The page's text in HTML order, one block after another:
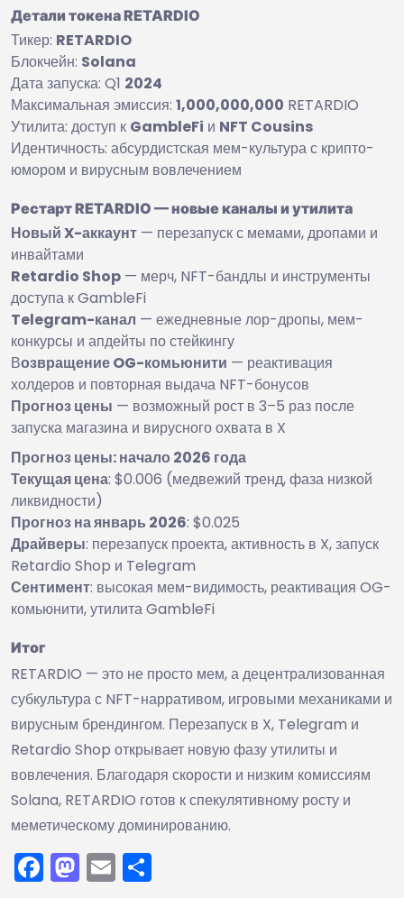
Детали токена RETARDIO
Тикер: RETARDIO
Блокчейн: Solana
Дата запуска: Q1 2024
Максимальная эмиссия: 1,000,000,000 RETARDIO
Утилита: доступ к GambleFi и NFT Cousins
Идентичность: абсурдистская мем-культура с крипто-
юмором и вирусным вовлечением
Рестарт RETARDIO — новые каналы и утилита
Новый X-аккаунт — перезапуск с мемами, дропами и
инвайтами
Retardio Shop — мерч, NFT-бандлы и инструменты
доступа к GambleFi
Telegram-канал — ежедневные лор-дропы, мем-
конкурсы и апдейты по стейкингу
Возвращение OG-комьюнити — реактивация
холдеров и повторная выдача NFT-бонусов
Прогноз цены — возможный рост в 3–5 раз после
запуска магазина и вирусного охвата в X
Прогноз цены: начало 2026 года
Текущая цена: $0.006 (медвежий тренд, фаза низкой
ликвидности)
Прогноз на январь 2026: $0.025
Драйверы: перезапуск проекта, активность в X, запуск
Retardio Shop и Telegram
Сентимент: высокая мем-видимость, реактивация OG-
комьюнити, утилита GambleFi
Итог
RETARDIO — это не просто мем, а децентрализованная
субкультура с NFT-нарративом, игровыми механиками и
вирусным брендингом. Перезапуск в X, Telegram и
Retardio Shop открывает новую фазу утилиты и
вовлечения. Благодаря скорости и низким комиссиям
Solana, RETARDIO готов к спекулятивному росту и
меметическому доминированию.
Facebook
Mastodon
Email